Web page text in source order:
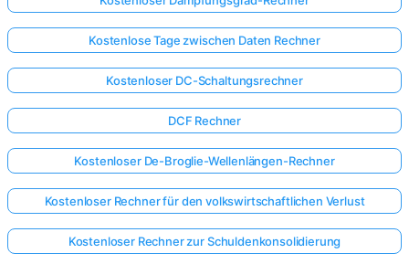
Kostenlose Tage zwischen Daten Rechner
Kostenloser DC-Schaltungsrechner
DCF Rechner
Kostenloser De-Broglie-Wellenlängen-Rechner
Kostenloser Rechner für den volkswirtschaftlichen Verlust
Kostenloser Rechner zur Schuldenkonsolidierung